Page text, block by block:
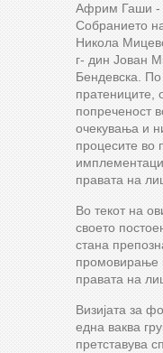
Африм Гаши -
Собранието
Никола
г- дин Јован
Бендевска.
пратениците,
попреченост
очекувања и
процесите во
правата на
Во текот на
своето
стана
промовирање
правата на
Визијата за
една ваква
претставува